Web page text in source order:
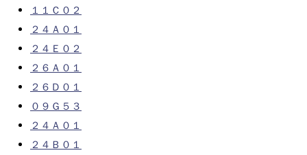
１１Ｃ０２
２４Ａ０１
２４Ｅ０２
２６Ａ０１
２６Ｄ０１
０９Ｇ５３
２４Ａ０１
２４Ｂ０１